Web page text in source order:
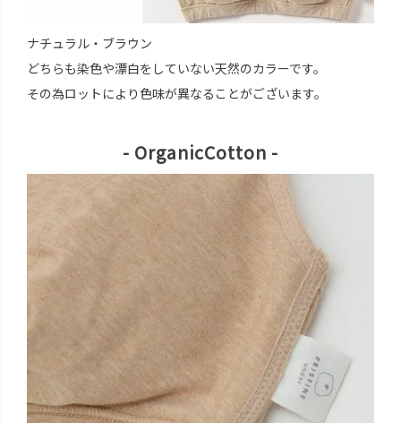
ナチュラル・ブラウン
どちらも染色や漂白をしていない天然のカラーです。
その為ロットにより色味が異なることがございます。
- OrganicCotton -